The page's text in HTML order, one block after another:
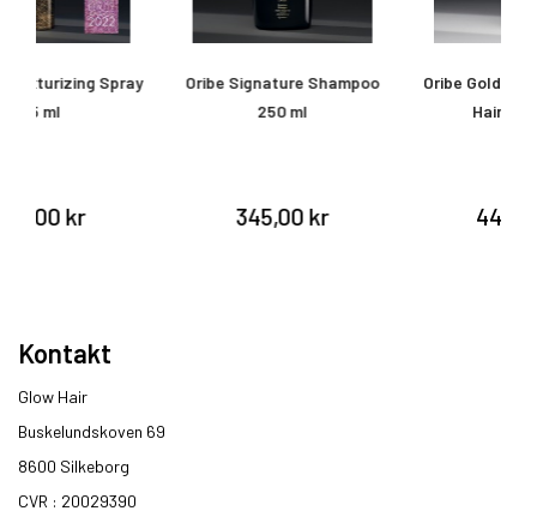
Oribe Signature Shampoo
Oribe Gold Lust Nourishing
Kontakt
Glow Hair
Buskelundskoven 69
8600 Silkeborg​
CVR : 20029390​